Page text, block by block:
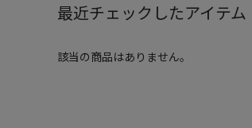
最近チェックしたアイテム
該当の商品はありません。